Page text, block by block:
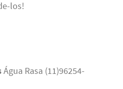
los!
Água Rasa (11)96254-